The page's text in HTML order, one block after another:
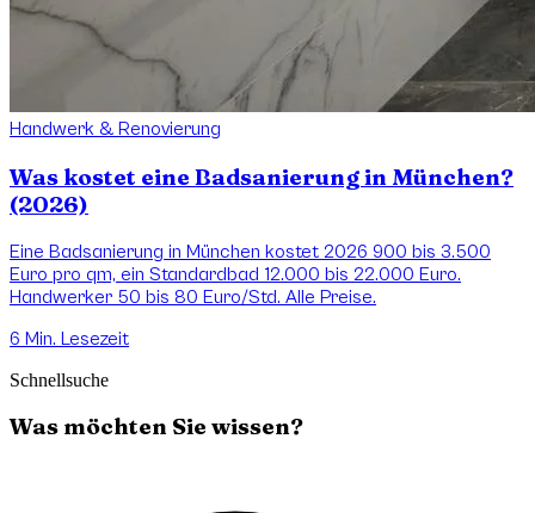
Handwerk & Renovierung
Was kostet eine Badsanierung in München?
(2026)
Eine Badsanierung in München kostet 2026 900 bis 3.500
Euro pro qm, ein Standardbad 12.000 bis 22.000 Euro.
Handwerker 50 bis 80 Euro/Std. Alle Preise.
6 Min. Lesezeit
Schnellsuche
Was möchten Sie wissen?